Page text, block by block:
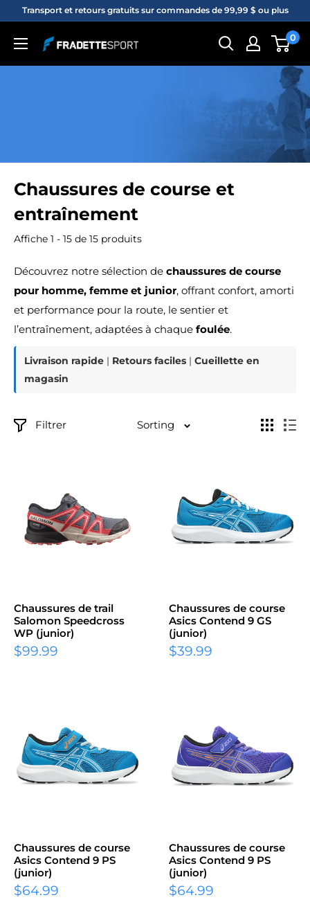
Passer
contenu
Transport et retours gratuits sur commandes de 99,99 $ ou plus
Fradette
sport
0
Chaussures de course et
entraînement
Affiche 1 - 15 de 15 produits
Découvrez notre sélection de chaussures de course
pour homme, femme et junior, offrant confort, amorti
et performance pour la route, le sentier et
l’entraînement, adaptées à chaque foulée.
Livraison rapide | Retours faciles | Cueillette en
magasin
Filtrer Sorting
Chaussures de trail
Salomon Speedcross
WP (junior)
$99.99
Chaussures de course
Asics Contend 9 GS
(junior)
$39.99
Chaussures de course
Asics Contend 9 PS
(junior)
$64.99
Chaussures de course
Asics Contend 9 PS
(junior)
$64.99